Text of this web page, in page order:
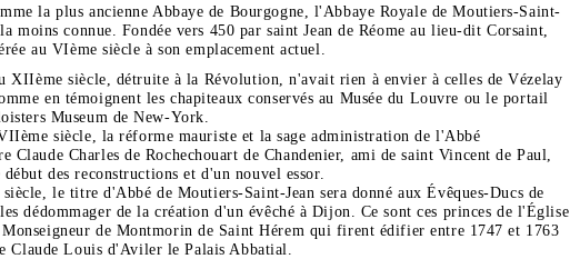
la plus ancienne Abbaye de Bourgogne, l'Abbaye Royale de Moutiers-Saint-
la moins connue. Fondée vers 450 par saint Jean de Réome au lieu-dit Corsaint,
au VIème siècle à son emplacement actuel.
XIIème siècle, détruite à la Révolution, n'avait rien à envier à celles de Vézelay
en témoignent les chapiteaux conservés au Musée du Louvre ou le portail
Museum de New-York.
siècle, la réforme mauriste et la sage administration de l'Abbé
Claude Charles de Rochechouart de Chandenier, ami de saint Vincent de Paul,
des reconstructions et d'un nouvel essor.
le titre d'Abbé de Moutiers-Saint-Jean sera donné aux Évêques-Ducs de
dédommager de la création d'un évêché à Dijon. Ce sont ces princes de l'Église
Monseigneur de Montmorin de Saint Hérem qui firent édifier entre 1747 et 1763
Claude Louis d'Aviler le Palais Abbatial.